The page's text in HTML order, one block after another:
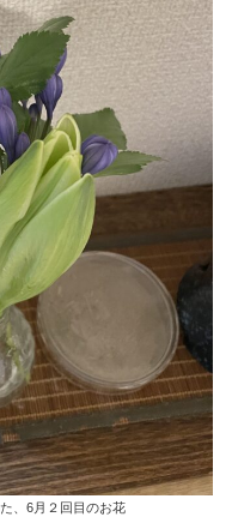
、6月２回目のお花